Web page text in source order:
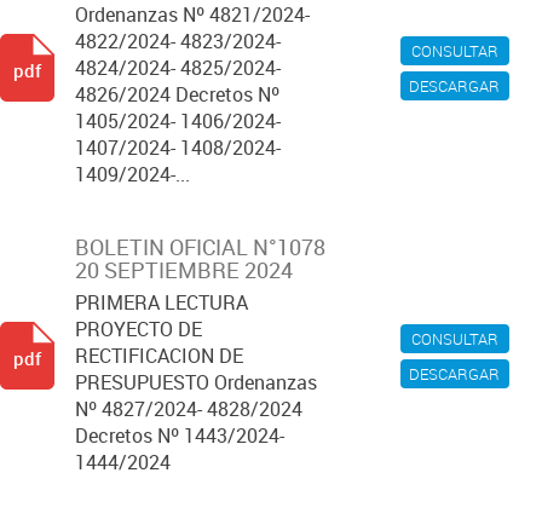
CONSULTAR
DESCARGAR
Ordenanzas Nº 4821/2024-
4822/2024- 4823/2024-
4824/2024- 4825/2024-
4826/2024 Decretos Nº
1405/2024- 1406/2024-
1407/2024- 1408/2024-
1409/2024-...
pdf
CONSULTAR
DESCARGAR
BOLETIN OFICIAL N°1078
20 SEPTIEMBRE 2024
PRIMERA LECTURA
PROYECTO DE
RECTIFICACION DE
PRESUPUESTO Ordenanzas
Nº 4827/2024- 4828/2024
Decretos Nº 1443/2024-
1444/2024
pdf